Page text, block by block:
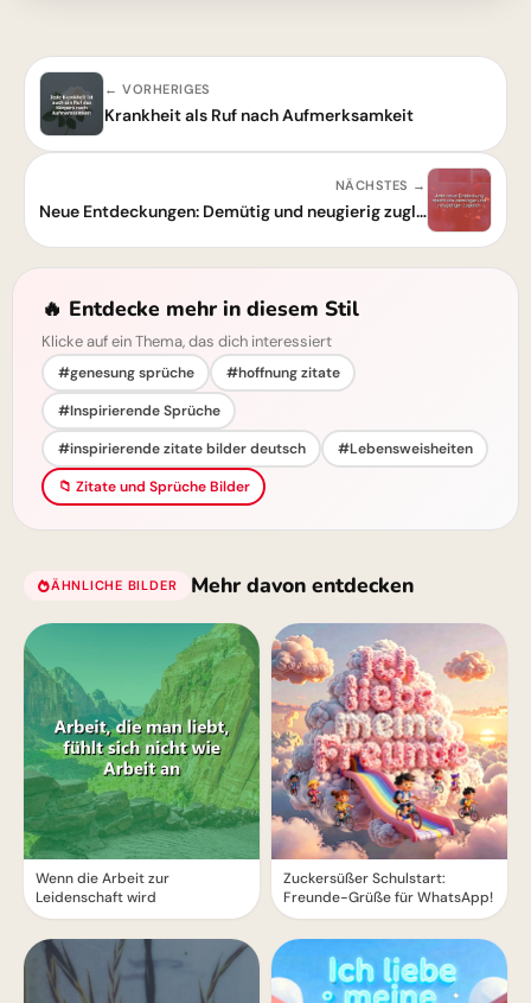
← VORHERIGES
Krankheit als Ruf nach Aufmerksamkeit
NÄCHSTES →
Neue Entdeckungen: Demütig und neugierig zugleich
🔥 Entdecke mehr in diesem Stil
Klicke auf ein Thema, das dich interessiert
#genesung sprüche
#hoffnung zitate
#Inspirierende Sprüche
#inspirierende zitate bilder deutsch
#Lebensweisheiten
📁 Zitate und Sprüche Bilder
ÄHNLICHE BILDER Mehr davon entdecken
Wenn die Arbeit zur
Leidenschaft wird
Zuckersüßer Schulstart:
Freunde-Grüße für WhatsApp!